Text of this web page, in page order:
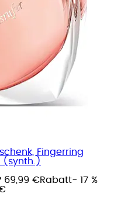
Fingerring
(synth.)
69,99 €Rabatt- 17 %